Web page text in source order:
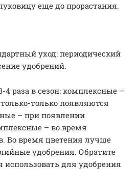
еще до прорастания.
уход: периодический
удобрений.
4 раза в сезон: комплексные –
только появляются
– при появлении
– во время
Во время цветения лучше
удобрения. Обратите
использовать для удобрения